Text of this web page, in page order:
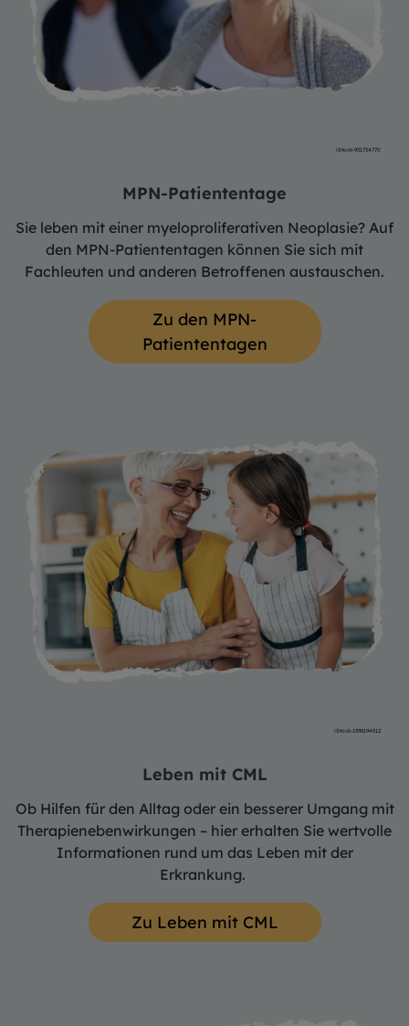
iStock-931734770
MPN-Patiententage
Sie leben mit einer myeloproliferativen Neoplasie? Auf
den MPN-Patiententagen können Sie sich mit
Fachleuten und anderen Betroffenen austauschen.
Zu den MPN-
Patiententagen
iStock-1398194512
Leben mit CML
Ob Hilfen für den Alltag oder ein besserer Umgang mit
Therapienebenwirkungen – hier erhalten Sie wertvolle
Informationen rund um das Leben mit der
Erkrankung.
Zu Leben mit CML